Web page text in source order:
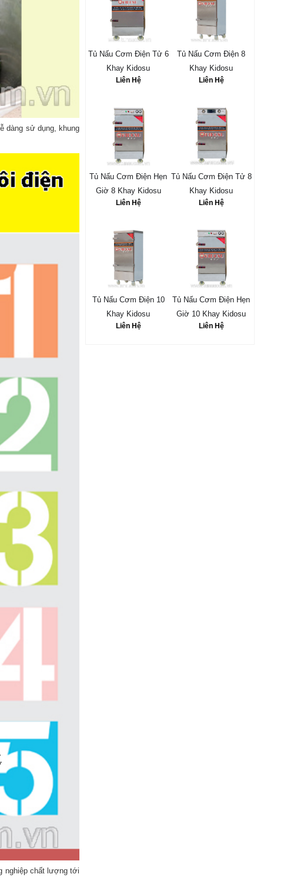
dàng sử dụng, khung
nghiệp chất lượng tới
Tủ Nấu Cơm Điện Tử 6
Khay Kidosu
Liên Hệ
Tủ Nấu Cơm Điện 8
Khay Kidosu
Liên Hệ
Tủ Nấu Cơm Điện Hẹn
Giờ 8 Khay Kidosu
Liên Hệ
Tủ Nấu Cơm Điện Tử 8
Khay Kidosu
Liên Hệ
Tủ Nấu Cơm Điện 10
Khay Kidosu
Liên Hệ
Tủ Nấu Cơm Điện Hẹn
Giờ 10 Khay Kidosu
Liên Hệ